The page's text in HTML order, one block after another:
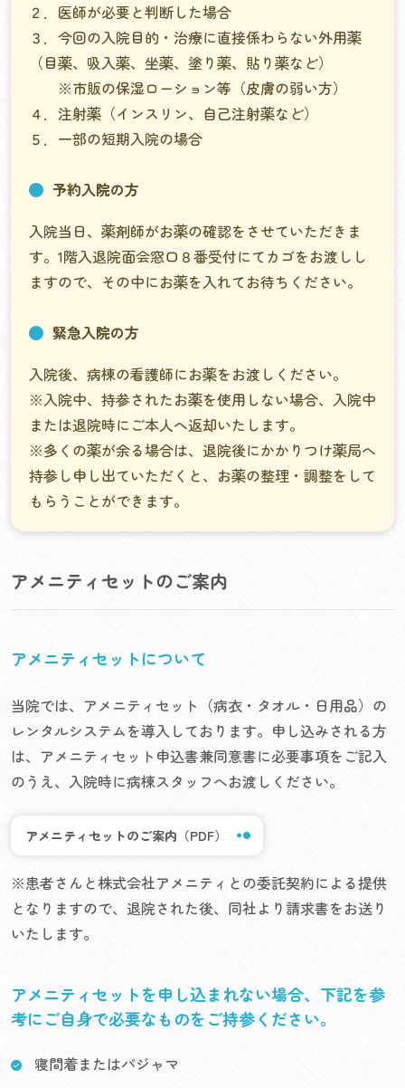
２．医師が必要と判断した場合
３．今回の入院目的・治療に直接係わらない外用薬
（目薬、吸入薬、坐薬、塗り薬、貼り薬など）
※市販の保湿ローション等（皮膚の弱い方）
４．注射薬（インスリン、自己注射薬など）
５．一部の短期入院の場合
予約入院の方
入院当日、薬剤師がお薬の確認をさせていただきま
す。1階入退院面会窓口８番受付にてカゴをお渡しし
ますので、その中にお薬を入れてお待ちください。
緊急入院の方
入院後、病棟の看護師にお薬をお渡しください。
※入院中、持参されたお薬を使用しない場合、入院中
または退院時にご本人へ返却いたします。
※多くの薬が余る場合は、退院後にかかりつけ薬局へ
持参し申し出ていただくと、お薬の整理・調整をして
もらうことができます。
アメニティセットのご案内
アメニティセットについて
当院では、アメニティセット（病衣・タオル・日用品）の
レンタルシステムを導入しております。申し込みされる方
は、アメニティセット申込書兼同意書に必要事項をご記入
のうえ、入院時に病棟スタッフへお渡しください。
アメニティセットのご案内（PDF）
※患者さんと株式会社アメニティとの委託契約による提供
となりますので、退院された後、同社より請求書をお送り
いたします。
アメニティセットを申し込まれない場合、下記を参
考にご自身で必要なものをご持参ください。
寝間着またはパジャマ